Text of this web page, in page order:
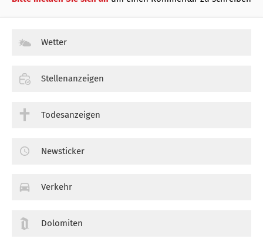
Wetter
Stellenanzeigen
Todesanzeigen
Newsticker
Verkehr
Dolomiten